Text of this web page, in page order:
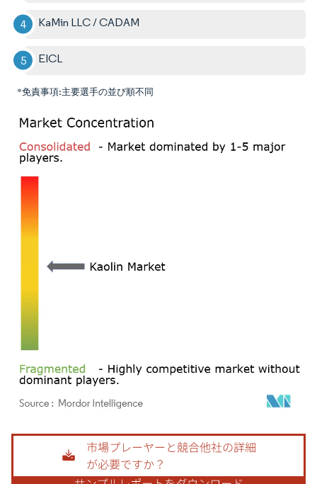
KaMin LLC / CADAM
EICL
*免責事項:主要選手の並び順不同
画像 © Mordor Intelligence。再利用にはCC BY 4.0の表示が必要です。